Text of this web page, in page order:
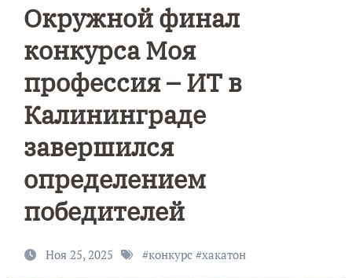
Окружной финал
конкурса Моя
профессия – ИТ в
Калининграде
завершился
определением
победителей
Ноя 25, 2025 #конкурс#хакатон